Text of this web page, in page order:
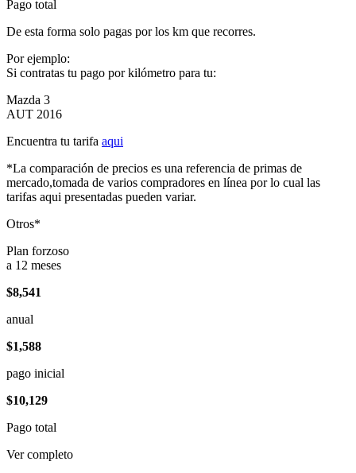
Pago total
De esta forma solo pagas por los km que recorres.
Por ejemplo:
Si contratas tu pago por kilómetro para tu:
Mazda 3
AUT 2016
Encuentra tu tarifa aqui
*La comparación de precios es una referencia de primas de
mercado,tomada de varios compradores en línea por lo cual las
tarifas aqui presentadas pueden variar.
Otros*
Plan forzoso
a 12 meses
$8,541
anual
$1,588
pago inicial
$10,129
Pago total
Ver completo